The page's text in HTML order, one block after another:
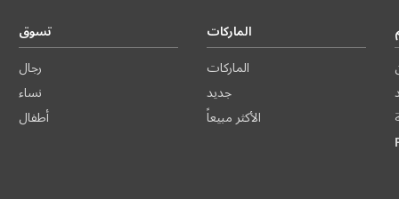
تسوق
رجال
نساء
أطفال
الماركات
الماركات
جديد
الأكثر مبيعاً